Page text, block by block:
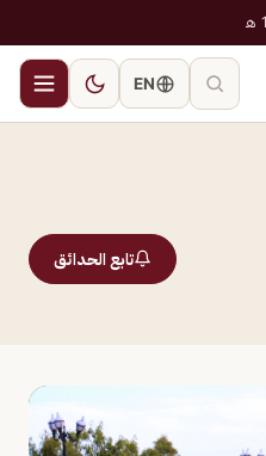
EN
تابع الحدائق